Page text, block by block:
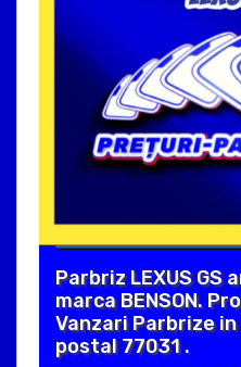
Parbriz LEXUS GS
marca BENSON.
Vanzari Parbrize in
postal 77031 .